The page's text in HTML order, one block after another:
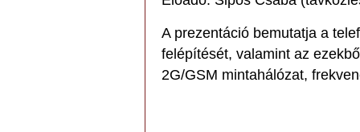
A prezentáció bemutatja a
felépítését, valamint az
2G/GSM mintahálózat,